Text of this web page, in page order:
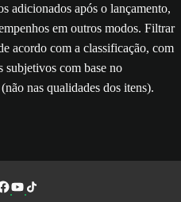
adicionados após o lançamento,
em outros modos. Filtrar
acordo com a classificação, com
subjetivos com base no
nas qualidades dos itens).